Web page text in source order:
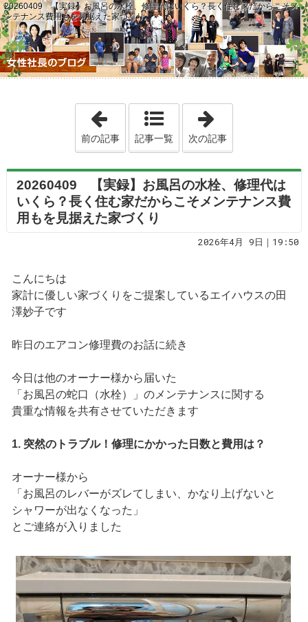
20260409 【実録】お風呂の水栓、修理代はいくら？長く住む家だからこそメ
ンテナンス費用もを見据えた家づくり
「20260408 【知らないと危険】住宅
前の記事 記事一覧 次の記事
20260409 【実録】お風呂の水栓、修理代は
いくら？長く住む家だからこそメンテナンス費
用もを見据えた家づくり
2026年4月 9日｜19:50
こんにちは
家計に優しい家づくりをご提案しているエイハウスの田
澤妙子です
昨日のエアコン修理費のお話に続き
今日は他のオーナー様から届いた
「お風呂の蛇口（水栓）」のメンテナンスに関する
貴重な情報を共有させていただきます
1. 突然のトラブル！修理にかかった日数と費用は？
オーナー様から
「お風呂のレバーがズレてしまい、かなり上げないと
シャワーが出なくなった」
とご連絡が入りました